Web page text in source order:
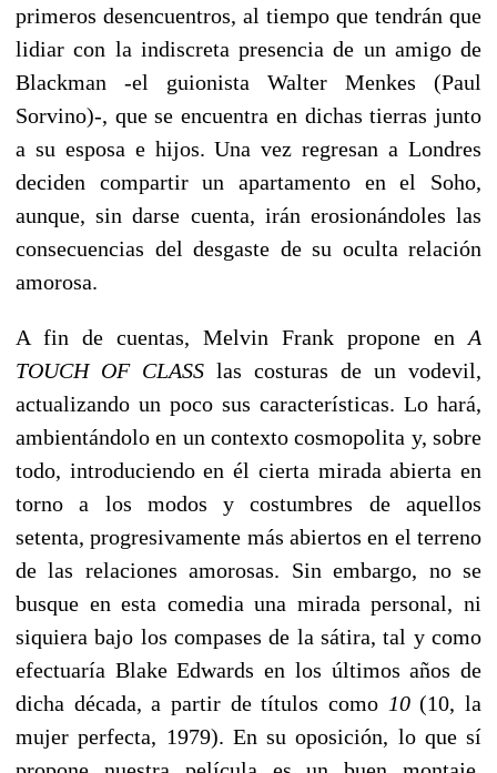
primeros desencuentros, al tiempo que tendrán que
lidiar con la indiscreta presencia de un amigo de
Blackman -el guionista Walter Menkes (Paul
Sorvino)-, que se encuentra en dichas tierras junto
a su esposa e hijos. Una vez regresan a Londres
deciden compartir un apartamento en el Soho,
aunque, sin darse cuenta, irán erosionándoles las
consecuencias del desgaste de su oculta relación
amorosa.
A fin de cuentas, Melvin Frank propone en A
TOUCH OF CLASS las costuras de un vodevil,
actualizando un poco sus características. Lo hará,
ambientándolo en un contexto cosmopolita y, sobre
todo, introduciendo en él cierta mirada abierta en
torno a los modos y costumbres de aquellos
setenta, progresivamente más abiertos en el terreno
de las relaciones amorosas. Sin embargo, no se
busque en esta comedia una mirada personal, ni
siquiera bajo los compases de la sátira, tal y como
efectuaría Blake Edwards en los últimos años de
dicha década, a partir de títulos como 10(10, la
mujer perfecta, 1979). En su oposición, lo que sí